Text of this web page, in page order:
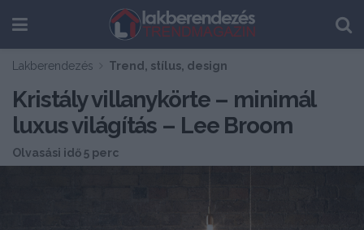
Lakberendezés Trend, stílus, design
Kristály villanykörte – minimál
luxus világítás – Lee Broom
Olvasási idő 5 perc